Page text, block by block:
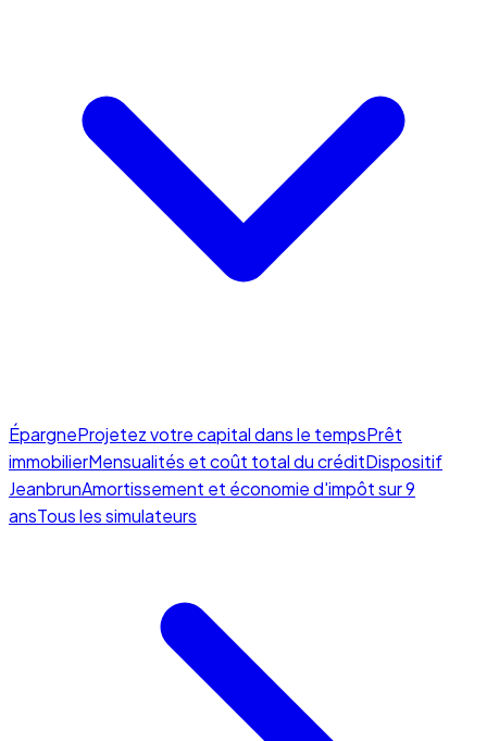
ÉpargneProjetez votre capital dans le tempsPrêt
immobilierMensualités et coût total du créditDispositif
JeanbrunAmortissement et économie d'impôt sur 9
ansTous les simulateurs